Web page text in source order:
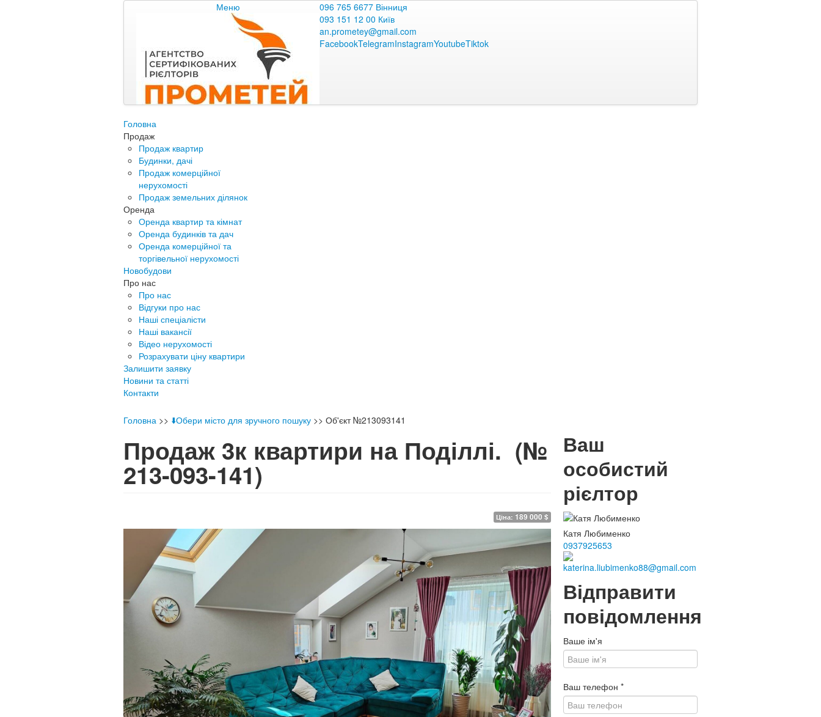
Меню
096 765 6677 Вінниця
093 151 12 00 Київ
an.prometey@gmail.com
FacebookTelegramInstagramYoutubeTiktok
Головна
Продаж
Продаж квартир
Будинки, дачі
Продаж комерційної
нерухомості
Продаж земельних ділянок
Оренда
Оренда квартир та кімнат
Оренда будинків та дач
Оренда комерційної та
торгівельної нерухомості
Новобудови
Про нас
Про нас
Відгуки про нас
Наші спеціалісти
Наші вакансії
Відео нерухомості
Розрахувати ціну квартири
Залишити заявку
Новини та статті
Контакти
Головна >> ⬇️Обери місто для зручного пошуку >> Об'єкт №213093141
Продаж 3к квартири на Поділлі. (№
213-093-141)
Ціна: 189 000 $
Ваш
особистий
рієлтор
Катя Любименко
0937925653
katerina.liubimenko88@gmail.com
Відправити
повідомлення
Ваше ім'я
Ваш телефон *